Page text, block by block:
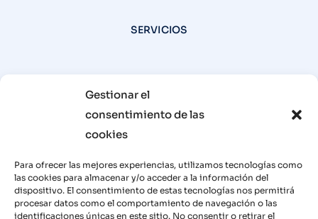
Gestionar el
consentimiento de las
cookies
Para ofrecer las mejores experiencias, utilizamos tecnologías como
las cookies para almacenar y/o acceder a la información del
dispositivo. El consentimiento de estas tecnologías nos permitirá
procesar datos como el comportamiento de navegación o las
identificaciones únicas en este sitio. No consentir o retirar el
SERVICIOS
Recuperación energía térmica-FHB
Recuperación energía térmica-Pneumator
Biomasa
¿CONECTAMOS?